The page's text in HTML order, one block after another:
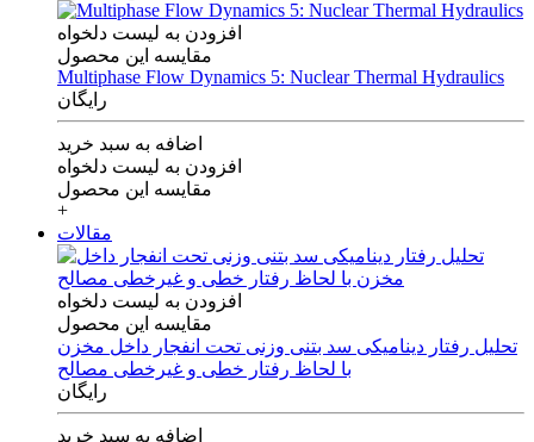
افزودن به لیست دلخواه
مقایسه این محصول
Multiphase Flow Dynamics 5: Nuclear Thermal Hydraulics
رایگان
اضافه به سبد خرید
افزودن به لیست دلخواه
مقایسه این محصول
+
مقالات
افزودن به لیست دلخواه
مقایسه این محصول
تحلیل رفتار دینامیکی سد بتنی وزنی تحت انفجار داخل مخزن
با لحاظ رفتار خطی و غیرخطی مصالح
رایگان
اضافه به سبد خرید